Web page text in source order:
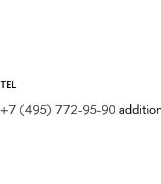
TEL
+7 (495) 772-95-90